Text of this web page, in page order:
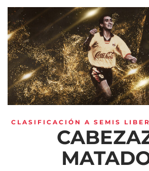
CLASIFICACIÓN A SEMIS